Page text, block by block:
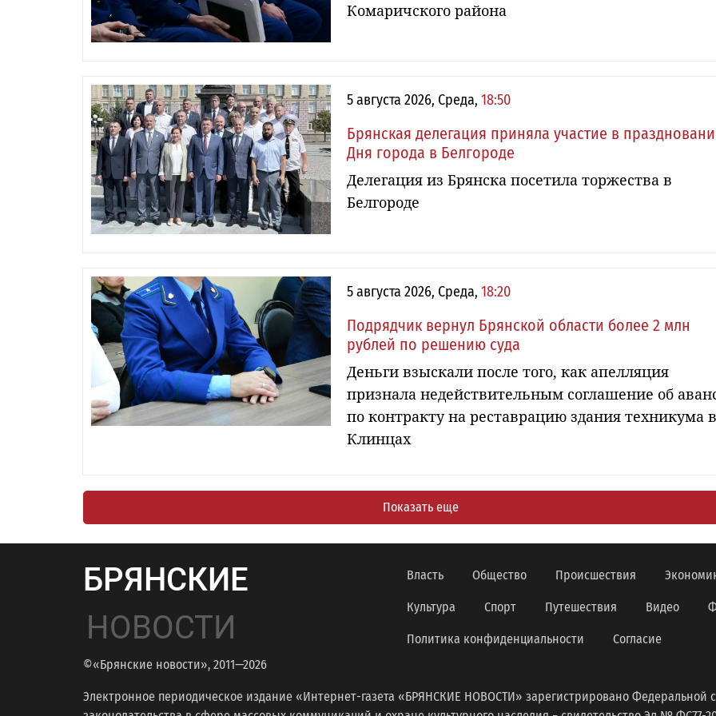
Комаричского района
5 августа 2026, Среда, 18:50
Брянская делегация приняла участие в
Дня города в Белгороде
Делегация из Брянска посетила торжества в
Белгороде
5 августа 2026, Среда, 18:20
Подрядчик вернул Брянской области более 2 млн
рублей по решению суда
Деньги взыскали после того, как апелляция
признала недействительным соглашение об
по контракту на реставрацию здания техникума в
Клинцах
Показать еще
БРЯНСКИЕ
НОВОСТИ
©«Брянские новости», 2011—2026
Власть Общество Происшествия
Культура Спорт Путешествия Видео
Политика конфиденциальности Согласие
Электронное периодическое издание «Интернет-газета «БРЯНСКИЕ НОВОСТИ» зарегистрировано Федеральной